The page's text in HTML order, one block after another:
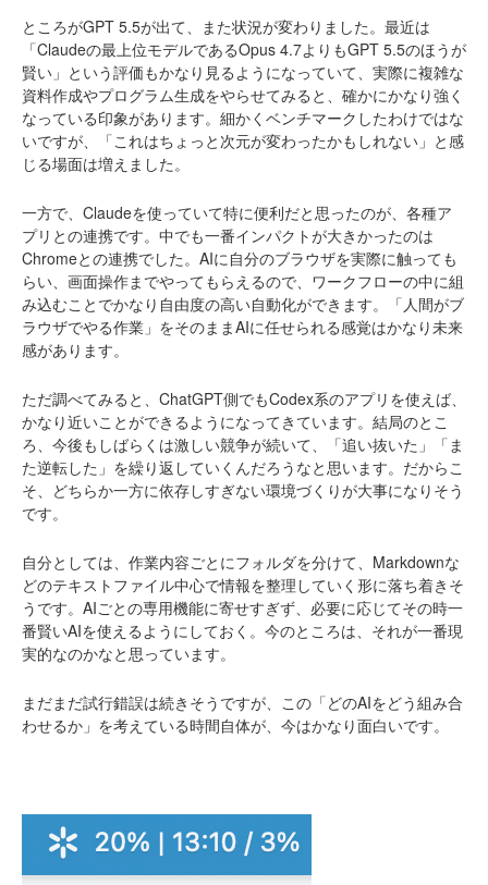
ところがGPT 5.5が出て、また状況が変わりました。最近は
「Claudeの最上位モデルであるOpus 4.7よりもGPT 5.5のほうが
賢い」という評価もかなり見るようになっていて、実際に複雑な
資料作成やプログラム生成をやらせてみると、確かにかなり強く
なっている印象があります。細かくベンチマークしたわけではな
いですが、「これはちょっと次元が変わったかもしれない」と感
じる場面は増えました。
一方で、Claudeを使っていて特に便利だと思ったのが、各種ア
プリとの連携です。中でも一番インパクトが大きかったのは
Chromeとの連携でした。AIに自分のブラウザを実際に触っても
らい、画面操作までやってもらえるので、ワークフローの中に組
み込むことでかなり自由度の高い自動化ができます。「人間がブ
ラウザでやる作業」をそのままAIに任せられる感覚はかなり未来
感があります。
ただ調べてみると、ChatGPT側でもCodex系のアプリを使えば、
かなり近いことができるようになってきています。結局のとこ
ろ、今後もしばらくは激しい競争が続いて、「追い抜いた」「ま
た逆転した」を繰り返していくんだろうなと思います。だからこ
そ、どちらか一方に依存しすぎない環境づくりが大事になりそう
です。
自分としては、作業内容ごとにフォルダを分けて、Markdownな
どのテキストファイル中心で情報を整理していく形に落ち着きそ
うです。AIごとの専用機能に寄せすぎず、必要に応じてその時一
番賢いAIを使えるようにしておく。今のところは、それが一番現
実的なのかなと思っています。
まだまだ試行錯誤は続きそうですが、この「どのAIをどう組み合
わせるか」を考えている時間自体が、今はかなり面白いです。